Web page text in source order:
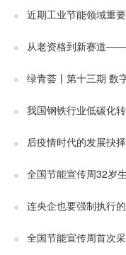
近期工业节能领域重
从老资格到新赛道
绿青荟丨第十三期 数
我国钢铁行业低碳化
后疫情时代的发展抉
全国节能宣传周32岁
连央企也要强制执行
全国节能宣传周首次